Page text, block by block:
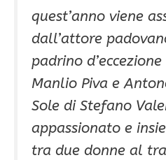
quest’anno viene
dall’attore
padrino
Manlio Piva e
Sole di Stefano
appassionato e
tra due donne al